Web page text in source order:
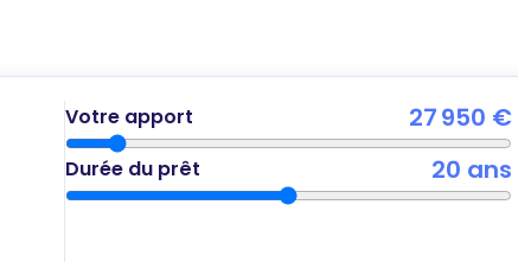
Votre apport 27 950 €
Durée du prêt 20 ans